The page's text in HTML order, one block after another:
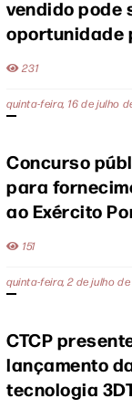
vendido
oportunidade
231
quinta-feira, 16 de julho
Concurso
para
ao Exército
151
quinta-feira, 2 de julho
CTCP
lançamento
tecnologia